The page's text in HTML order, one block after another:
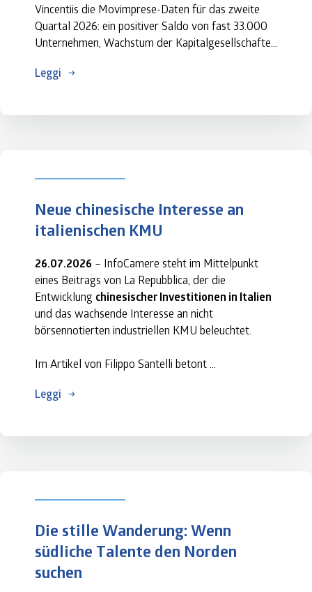
Vincentiis die Movimprese-Daten für das zweite
Quartal 2026: ein positiver Saldo von fast 33.000
Unternehmen, Wachstum der Kapitalgesellschaften
unterstützen.
Eine wichtige Anerkennung für die Rolle von
InfoCamere bei der Aufwertung der
Podcast anhoren
Leggi
Neue chinesische Interesse an
italienischen KMU
26.07.2026 – InfoCamere steht im Mittelpunkt
eines Beitrags von La Repubblica , der die
Entwicklung chinesischer Investitionen in Italien
und das wachsende Interesse an nicht
börsennotierten industriellen KMU beleuchtet.
Im Artikel von Filippo Santelli betont
des Unternehmensregisters einen tiefgreifenden
InfoCamere als wichtigen Bezugspunkt für die
Mehr lesen www.repubblica.it
Leggi
Die stille Wanderung: Wenn
südliche Talente den Norden
suchen